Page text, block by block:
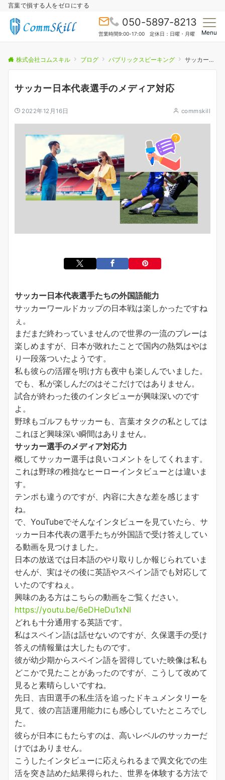
言葉で損する人をゼロにする
050-5897-8213
営業時間9:00-17:00 定休日：日曜・月曜 Menu
株式会社コムスキル ブログ パブリックスピーキング サッカー日本代表選手のメディア対応
サッカー日本代表選手のメディア対応
2022年12月16日 commskill
サッカー日本代表選手たちの外国語能力
サッカーワールドカップの日本戦は楽しかったですね
ぇ。
まだまだ終わっていませんので世界の一流のプレーは
楽しめますが、日本が敗れたことで国内の熱気はやは
り一段落ついたようです。
私も彼らの活躍を明け方も夜中も楽しんでいました。
でも、私が楽しんだのはそこだけではありません。
試合が終わった後のインタビューが興味深いのです
よ。
野球もゴルフもサッカーも、言葉オタクの私としては
これほど興味深い瞬間はありません。
サッカー選手のメディア対応力
概してサッカー選手は良いコメントをしてくれます。
これは野球の稚拙なヒーローインタビューとは違いま
す。
テンポも違うのですが、内容に大きな差を感じます
ね。
で、YouTubeでそんなインタビューを見ていたら、サ
ッカー日本代表の選手たちが外国語で受け答えしてい
る動画を見つけました。
日本の放送では日本語のやり取りしか報じられていま
せんが、実はその後に英語やスペイン語でも対応して
いたのですねぇ。
興味のある方はこちらの動画をご覧ください。
https://youtu.be/6eDHeDu1xNI
どれも十分通用する英語です。
私はスペイン語は話せないのですが、久保選手の受け
答えの情報量は大したものです。
彼が幼少期からスペイン語を習得していた映像は私も
どこかで見たことがあったのですが、こうして改めて
見ると素晴らしいですね。
先日、吉田選手の私生活を追ったドキュメンタリーを
見て、彼の言語運用能力にも感心していたところでし
た。
彼らが日本にもたらすのは、高いレベルのサッカーだ
けではありません。
こうしたインタビューに応えられるまで異文化での生
活を突き詰めた結果得られた、世界を体験する方法で